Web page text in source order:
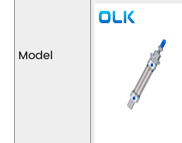
Model